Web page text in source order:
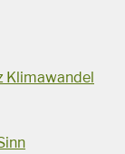
Klimawandel